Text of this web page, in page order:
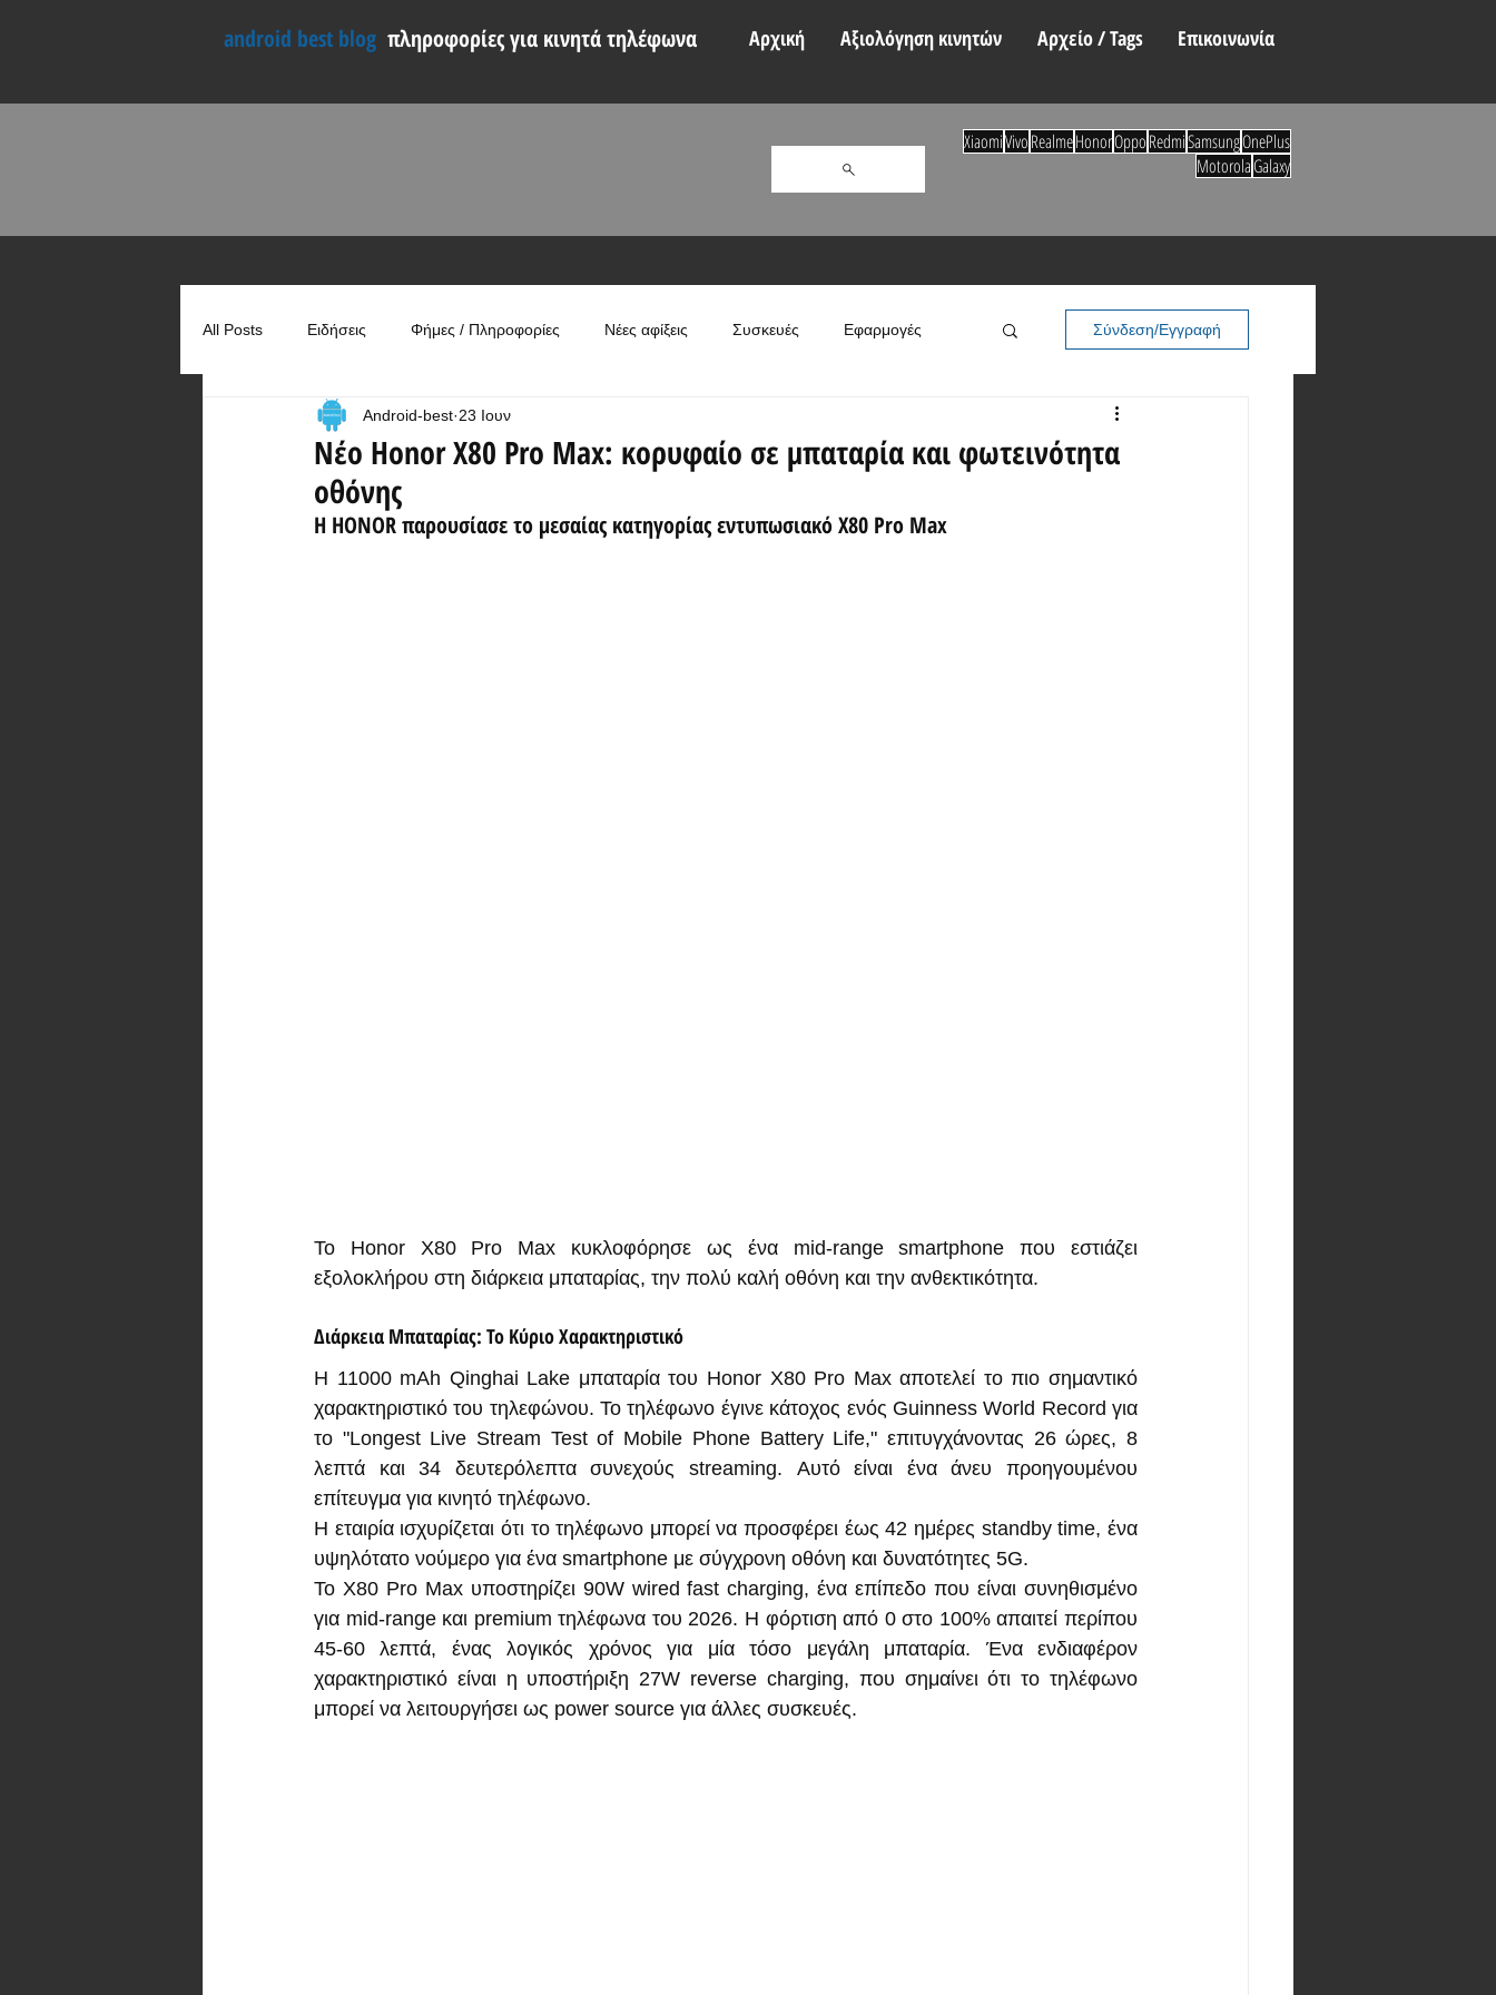
android best blog πληροφορίες για κινητά τηλέφωνα Αρχική Αξιολόγηση κινητών Αρχείο / Tags Επικοινωνία
All Posts Ειδήσεις Φήμες / Πληροφορίες Νέες αφίξεις Συσκευές Εφαρμογές
Συγκρίσεις Χρήσιμα
Σύνδεση/Εγγραφή
Νέο Honor X80 Pro Max: κορυφαίο σε μπαταρία και φωτεινότητα
οθόνης
Android-best 23 Ιουν
Η HONOR παρουσίασε το μεσαίας κατηγορίας εντυπωσιακό X80 Pro Max
Το Honor X80 Pro Max κυκλοφόρησε ως ένα mid-range smartphone που εστιάζει
εξολοκλήρου στη διάρκεια μπαταρίας, την πολύ καλή οθόνη και την ανθεκτικότητα.
Διάρκεια Μπαταρίας: Το Κύριο Χαρακτηριστικό
Η 11000 mAh Qinghai Lake μπαταρία του Honor X80 Pro Max αποτελεί το πιο σημαντικό
χαρακτηριστικό του τηλεφώνου. Το τηλέφωνο έγινε κάτοχος ενός Guinness World Record για
το "Longest Live Stream Test of Mobile Phone Battery Life," επιτυγχάνοντας 26 ώρες, 8
λεπτά και 34 δευτερόλεπτα συνεχούς streaming. Αυτό είναι ένα άνευ προηγουμένου
επίτευγμα για κινητό τηλέφωνο.
Η εταιρία ισχυρίζεται ότι το τηλέφωνο μπορεί να προσφέρει έως 42 ημέρες standby time, ένα
υψηλότατο νούμερο για ένα smartphone με σύγχρονη οθόνη και δυνατότητες 5G.
Το X80 Pro Max υποστηρίζει 90W wired fast charging, ένα επίπεδο που είναι συνηθισμένο
για mid-range και premium τηλέφωνα του 2026. Η φόρτιση από 0 στο 100% απαιτεί περίπου
45-60 λεπτά, ένας λογικός χρόνος για μία τόσο μεγάλη μπαταρία. Ένα ενδιαφέρον
χαρακτηριστικό είναι η υποστήριξη 27W reverse charging, που σημαίνει ότι το τηλέφωνο
μπορεί να λειτουργήσει ως power source για άλλες συσκευές.
XiaomiVivoRealmeHonorOppoRedmiSamsungOnePlus
MotorolaGalaxy